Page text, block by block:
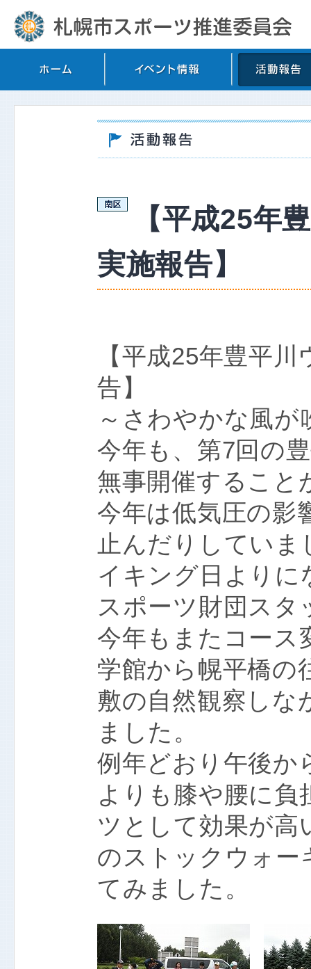
【平成25
実施報告】
【平成25年豊平
告】
～さわやかな風
今年も、第7回の
無事開催すること
今年は低気圧の影
止んだりしてい
イキング日よりに
スポーツ財団スタ
今年もまたコース
学館から幌平橋の
敷の自然観察しな
ました。
例年どおり午後か
よりも膝や腰に負
ツとして効果が高
のストックウォー
てみました。